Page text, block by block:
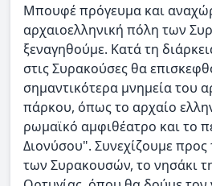
Μπουφέ πρόγευμα και
αρχαιοελληνική πόλη των
ξεναγηθούμε. Κατά τη
στις Συρακούσες θα
σημαντικότερα μνημεία του
πάρκου, όπως το αρχαίο
ρωμαϊκό αμφιθέατρο και το
Διονύσου". Συνεχίζουμε προς
των Συρακουσών, το νησάκι